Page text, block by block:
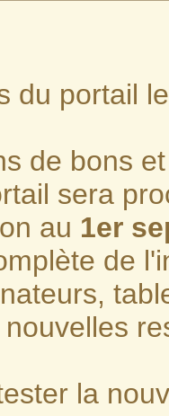
du portail
de bons
sera
au 1er
de
la